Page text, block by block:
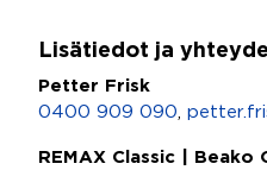
Lisätiedot ja
Petter Frisk
0400 909 090
REMAX Classic | Beako